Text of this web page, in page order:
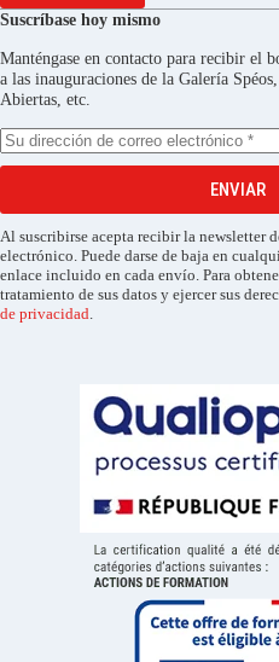
Suscríbase hoy mismo
Manténgase en contacto para recibir el
a las inauguraciones de la Galería
Abiertas, etc.
ENVIAR
Al suscribirse acepta recibir la newsletter
electrónico. Puede darse de baja en
enlace incluido en cada envío. Para
tratamiento de sus datos y ejercer sus
de privacidad.